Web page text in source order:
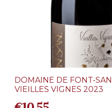
DOMAINE DE FONT-
VIEILLES VIGNES 2023